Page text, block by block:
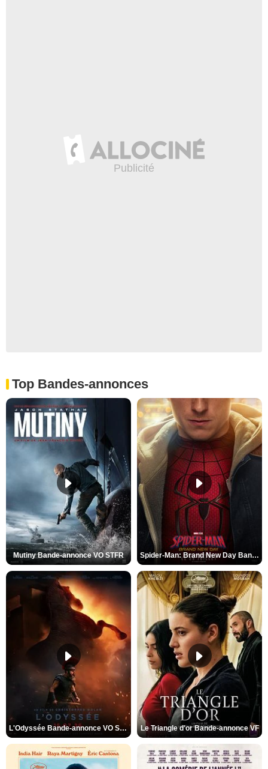
Top Bandes-annonces
Mutiny Bande-annonce VO STFR Spider-Man: Brand New Day Bande-annonce VO STFR
L'Odyssée Bande-annonce VO STFR Le Triangle d'or Bande-annonce VF